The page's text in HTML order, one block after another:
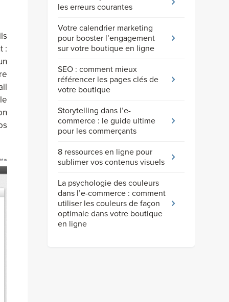
:
les erreurs courantes
Votre calendrier marketing
pour booster l’engagement
sur votre boutique en ligne
SEO : comment mieux
référencer les pages clés de
votre boutique
Storytelling dans l’e-
commerce : le guide ultime
pour les commerçants
8 ressources en ligne pour
sublimer vos contenus visuels
La psychologie des couleurs
dans l’e-commerce : comment
utiliser les couleurs de façon
optimale dans votre boutique
en ligne